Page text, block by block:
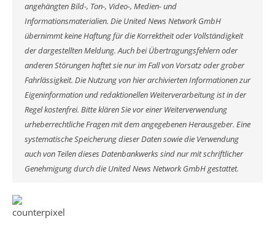
angehängten Bild-, Ton-, Video-, Medien- und
Informationsmaterialien. Die United News Network GmbH
übernimmt keine Haftung für die Korrektheit oder Vollständigkeit
der dargestellten Meldung. Auch bei Übertragungsfehlern oder
anderen Störungen haftet sie nur im Fall von Vorsatz oder grober
Fahrlässigkeit. Die Nutzung von hier archivierten Informationen zur
Eigeninformation und redaktionellen Weiterverarbeitung ist in der
Regel kostenfrei. Bitte klären Sie vor einer Weiterverwendung
urheberrechtliche Fragen mit dem angegebenen Herausgeber. Eine
systematische Speicherung dieser Daten sowie die Verwendung
auch von Teilen dieses Datenbankwerks sind nur mit schriftlicher
Genehmigung durch die United News Network GmbH gestattet.